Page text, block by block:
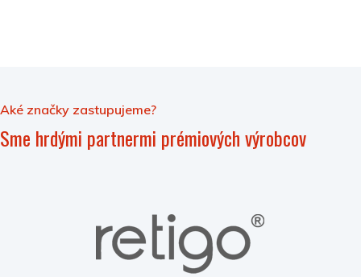
Aké značky zastupujeme?
Sme hrdými partnermi prémiových výrobcov